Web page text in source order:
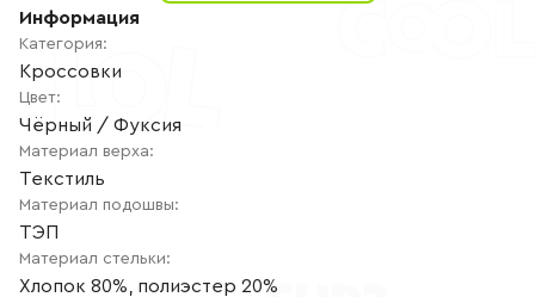
РЕГИСТРАЦИЯ
Информация
Категория:
Кроссовки
Цвет:
Чёрный / Фуксия
Материал верха:
Текстиль
Материал подошвы:
ТЭП
Материал стельки:
Хлопок 80%, полиэстер 20%